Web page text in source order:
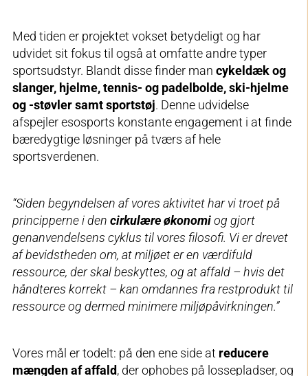
Med tiden er projektet vokset betydeligt og har
udvidet sit fokus til også at omfatte andre typer
sportsudstyr. Blandt disse finder man cykeldæk og
slanger, hjelme, tennis- og padelbolde, ski-hjelme
og -støvler samt sportstøj. Denne udvidelse
afspejler esosports konstante engagement i at finde
bæredygtige løsninger på tværs af hele
sportsverdenen.
“Siden begyndelsen af vores aktivitet har vi troet på
principperne i den cirkulære økonomiog gjort
genanvendelsens cyklus til vores filosofi. Vi er drevet
af bevidstheden om, at miljøet er en værdifuld
ressource, der skal beskyttes, og at affald – hvis det
håndteres korrekt – kan omdannes fra restprodukt til
ressource og dermed minimere miljøpåvirkningen.”
Vores mål er todelt: på den ene side at reducere
mængden af affald, der ophobes på lossepladser, og